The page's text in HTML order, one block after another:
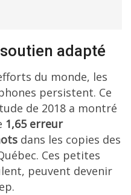
adapté
du monde, les
persistent. Ce
de 2018 a montré
1,65 erreur
dans les copies des
Ces petites
peuvent devenir